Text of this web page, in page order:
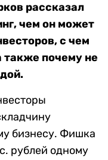
рассказал
чем он может
с чем
также почему не
бизнесу. Фишка
рублей одному